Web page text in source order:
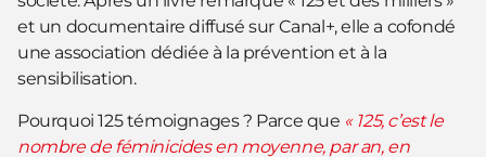
et un documentaire diffusé sur Canal+, elle a cofondé
une association dédiée à la prévention et à la
sensibilisation.
Pourquoi 125 témoignages ? Parce que « 125, c’est le
nombre de féminicides en moyenne, par an, en